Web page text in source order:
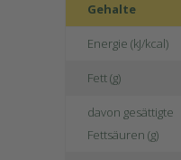
Gehalte
Energie (kJ/kcal)
Fett (g)
davon gesättigte
Fettsäuren (g)